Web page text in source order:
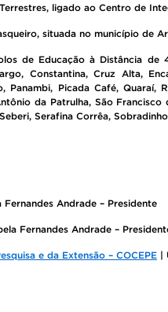
ligado ao Centro de
situada no município de
de Educação à Distância
Constantina, Cruz Alta,
Panambi, Picada Café,
da Patrulha, São
Serafina Corrêa,
Fernandes Andrade – Presidente
Fernandes Andrade –
e da Extensão – COCEPE |